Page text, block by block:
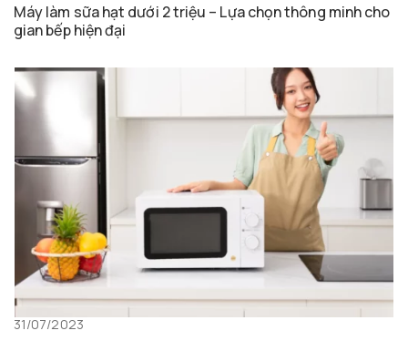
Máy làm sữa hạt dưới 2 triệu – Lựa chọn thông minh cho
gian bếp hiện đại
31/07/2023